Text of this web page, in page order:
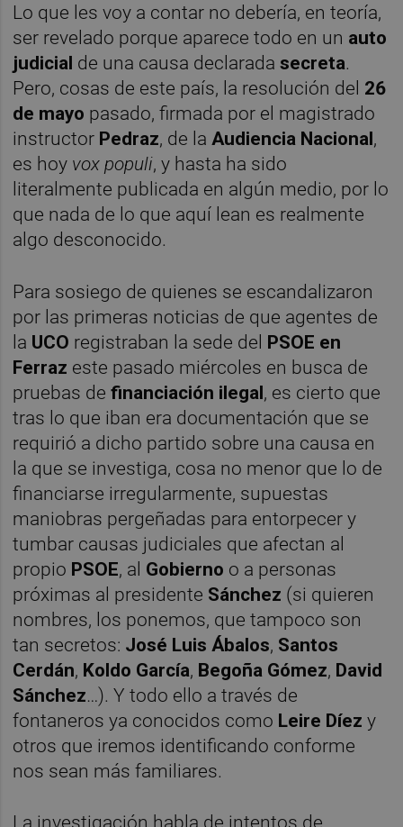
Lo que les voy a contar no debería, en teoría,
ser revelado porque aparece todo en un auto
judicial de una causa declaradasecreta.
Pero, cosas de este país, la resolución del 26
de mayo pasado, firmada por el magistrado
instructor Pedraz, de laAudiencia Nacional ,
es hoy vox populi, y hasta ha sido
literalmente publicada en algún medio, por lo
que nada de lo que aquí lean es realmente
algo desconocido.
Para sosiego de quienes se escandalizaron
por las primeras noticias de que agentes de
la UCO registraban la sede del PSOE en
Ferraz este pasado miércoles en busca de
pruebas definanciación ilegal, es cierto que
tras lo que iban era documentación que se
requirió a dicho partido sobre una causa en
la que se investiga, cosa no menor que lo de
financiarse irregularmente, supuestas
maniobras pergeñadas para entorpecer y
tumbar causas judiciales que afectan al
propio PSOE, al Gobierno o a personas
próximas al presidente Sánchez (si quieren
nombres, los ponemos, que tampoco son
tan secretos: José Luis Ábalos, Santos
Cerdán, Koldo García, Begoña Gómez, David
Sánchez…). Y todo ello a través de
fontaneros ya conocidos como Leire Díez y
otros que iremos identificando conforme
nos sean más familiares.
La investigación habla de intentos de